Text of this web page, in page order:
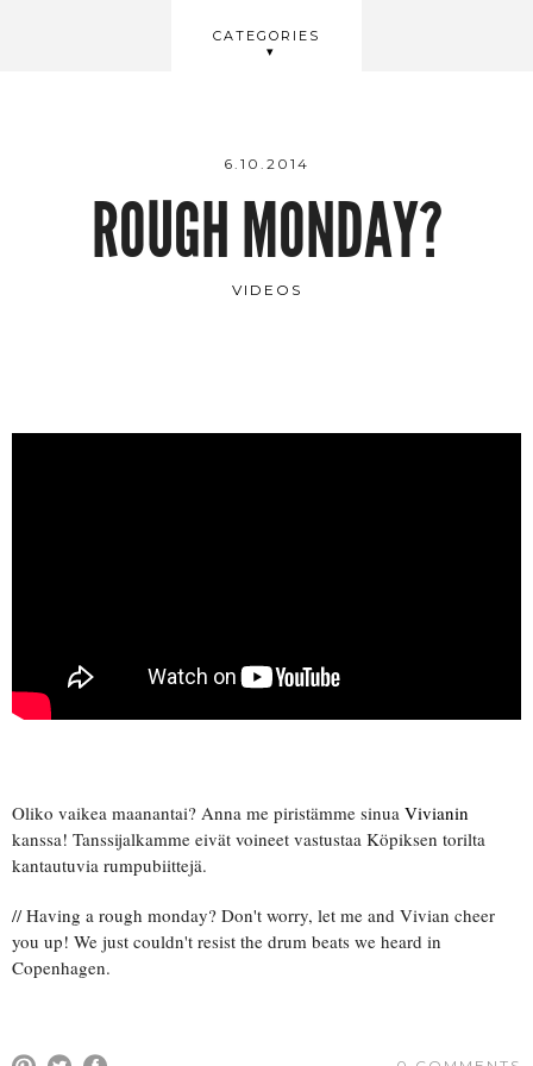
CATEGORIES
BEAUTY
6.10.2014
ROUGH MONDAY?
VIDEOS
Oliko vaikea maanantai? Anna me piristämme sinua Vivianin
kanssa! Tanssijalkamme eivät voineet vastustaa Köpiksen torilta
kantautuvia rumpubiittejä.
// Having a rough monday? Don't worry, let me and Vivian cheer
you up! We just couldn't resist the drum beats we heard in
Copenhagen.